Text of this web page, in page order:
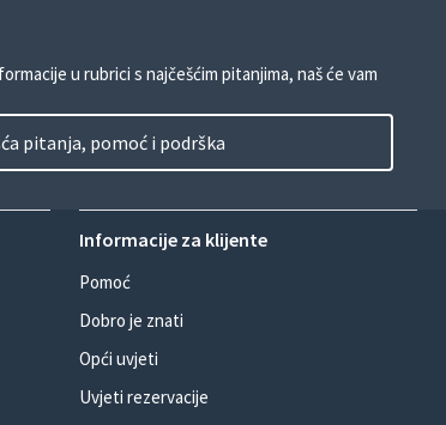
u rubrici s najčešćim pitanjima, naš će vam
pitanja, pomoć i podrška
Informacije za klijente
Pomoć
Dobro je znati
Opći uvjeti
Uvjeti rezervacije